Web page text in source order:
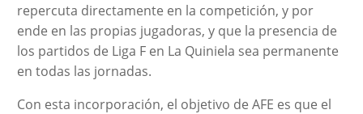
repercuta directamente en la competición, y por
ende en las propias jugadoras, y que la presencia de
los partidos de Liga F en La Quiniela sea permanente
en todas las jornadas.
Con esta incorporación, el objetivo de AFE es que el